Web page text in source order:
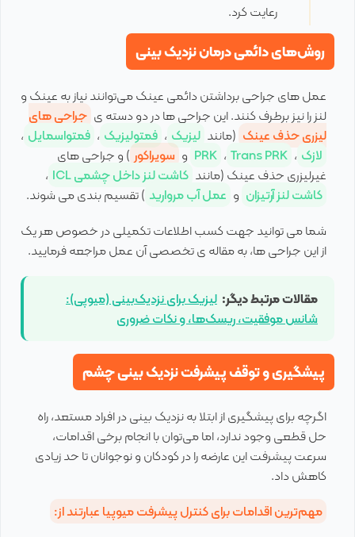
رعایت کرد.
روش‌های دائمی درمان نزدیک بینی
عمل های جراحی برداشتن دائمی عینک می‌توانند نیاز به عینک و
لنز را نیز برطرف کنند. این جراحی ها در دو دسته ی جراحی های
لیزری حذف عینک (مانند لیزیک ، فمتولیزیک ، فمتواسمایل ،
لازک ، PRK ،Trans PRK و سوپراکور ) و جراحی های
غیرلیزری حذف عینک (مانند کاشت لنز داخل چشمی ICL
،
کاشت لنز آرتیزان و عمل آب مروارید ) تقسیم بندی می شوند.
شما می توانید جهت کسب اطلاعات تکمیلی در خصوص هر یک
از این جراحی ها، به مقاله ی تخصصی آن عمل مراجعه فرمایید.
مقالات مرتبط دیگر: لیزیک برای نزدیک‌بینی (میوپی):
شانس موفقیت، ریسک‌ها، و نکات ضروری
پیشگیری و توقف پیشرفت نزدیک بینی چشم
اگرچه برای پیشگیری از ابتلا به نزدیک بینی در افراد مستعد، راه
حل قطعی وجود ندارد، اما می‌توان با انجام برخی اقدامات،
سرعت پیشرفت این عارضه را در کودکان و نوجوانان تا حد زیادی
کاهش داد.
مهم‌ترین اقدامات برای کنترل پیشرفت میوپیا عبارتند از: